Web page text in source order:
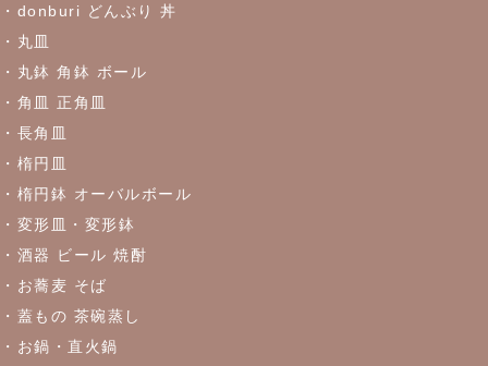
≪おすすめ≫食卓を彩るかわいい器
≪おすすめ≫実は万能！？色々使える抹茶碗
2023/4/27
≪おすすめ≫ちょこっとがうれしい♪松助窯 ちょこっと豆皿シリ
ーズ
2023/4/21
≪窯出し再入荷しました！≫どんなお料理にもぴったり♪
・donburi どんぶり 丼
・丸皿
・丸鉢 角鉢 ボール
・角皿 正角皿
・長角皿
・楕円皿
・楕円鉢 オーバルボール
・変形皿・変形鉢
・酒器 ビール 焼酎
・お蕎麦 そば
・蓋もの 茶碗蒸し
・お鍋・直火鍋